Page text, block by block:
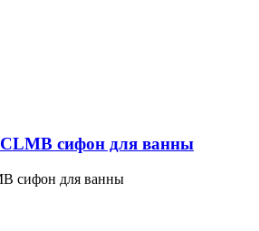
сифон для ванны
сифон для ванны